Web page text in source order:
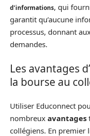
d’informations, qui
garantit qu’aucune
processus, donnant
demandes.
Les avantages
la bourse au
Utiliser Educonnect
nombreux avantages
collégiens. En premier